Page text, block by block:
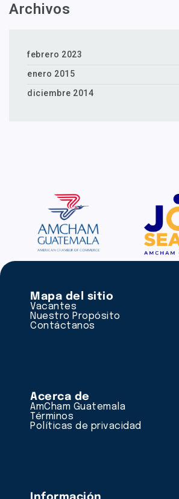
Archivos
febrero 2023
enero 2015
diciembre 2014
Mapa del sitio
Vacantes
Nuestro Propósito
Contáctanos
Acerca de
AmCham Guatemala
Términos
Políticas de privacidad